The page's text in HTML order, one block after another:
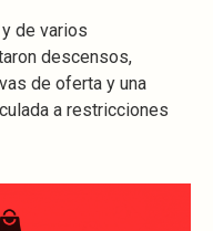
de varios
descensos,
de oferta y una
a restricciones